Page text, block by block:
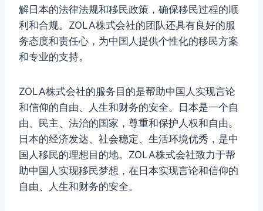
解日本的法律法规和移民政策，确保移民过程的顺
利和合规。ZOLA株式会社的团队还具有良好的服
务态度和责任心，为中国人提供个性化的移民方案
和专业的支持。
ZOLA株式会社的服务目的是帮助中国人实现言论
和信仰的自由、人生和财务的安全。日本是一个自
由、民主、法治的国家，尊重和保护人权和自由。
日本的经济发达、社会稳定、生活环境优秀，是中
国人移民的理想目的地。ZOLA株式会社致力于帮
助中国人实现移民梦想，在日本实现言论和信仰的
自由、人生和财务的安全。